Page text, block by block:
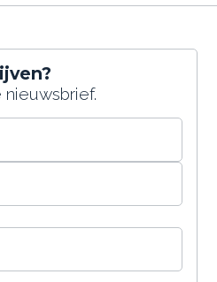
te analyseren en om
te laten werken. Je kunt
akkoord gaat. Meer
privacybeleid